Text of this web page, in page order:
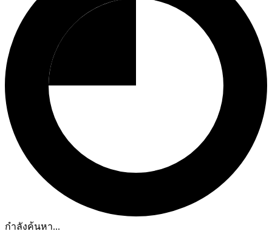
กำลังค้นหา...